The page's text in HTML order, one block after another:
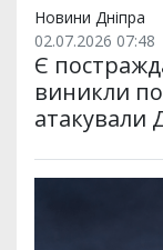
Новини Дніпра
02.07.2026 07:48
Є
виникли
атакували